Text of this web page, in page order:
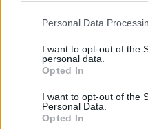
Personal Data
I want to opt-out of the
personal data.
Opted In
I want to opt-out of the
Personal Data.
Opted In
kritikus gondolkodás vezet.